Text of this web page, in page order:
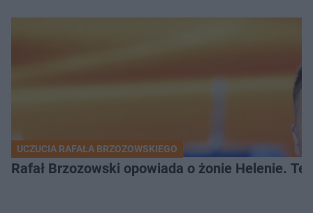
UCZUCIA RAFAŁA BRZOZOWSKIEGO
Rafał Brzozowski opowiada o żonie Helenie. Te